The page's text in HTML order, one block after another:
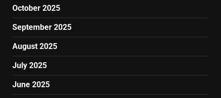
October 2025
September 2025
August 2025
July 2025
June 2025